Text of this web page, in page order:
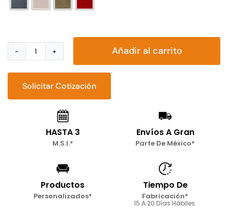
Sofá
Cama
Individual
Modelo
Toledo
cantidad
Añadir al carrito
Solicitar Cotización
HASTA 3
M.S.I.*
Envíos A Gran
Parte De México*
Productos
Personalizados*
Tiempo De
Fabricación*
15 A 20 Días Hábiles.